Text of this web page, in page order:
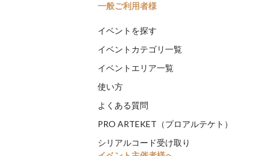
一般ご利用者様
イベントを探す
イベントカテゴリ一覧
イベントエリア一覧
使い方
よくある質問
PRO ARTEKET（プロアルテケト）
シリアルコード受け取り